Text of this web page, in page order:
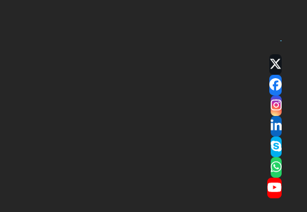
Twitter
(deprecated)
Facebook
Instagram
LinkedIn
Skype
Whatsapp
YouTube